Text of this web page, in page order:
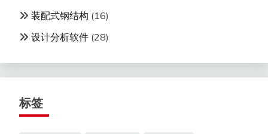
装配式钢结构 (16)
设计分析软件 (28)
标签